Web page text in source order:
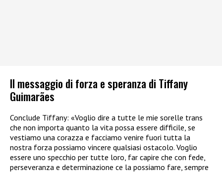
Il messaggio di forza e speranza di Tiffany
Guimarães
Conclude Tiffany: «Voglio dire a tutte le mie sorelle trans
che non importa quanto la vita possa essere difficile, se
vestiamo una corazza e facciamo venire fuori tutta la
nostra forza possiamo vincere qualsiasi ostacolo. Voglio
essere uno specchio per tutte loro, far capire che con fede,
perseveranza e determinazione ce la possiamo fare, sempre